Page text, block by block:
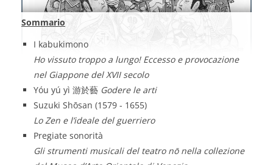
Sommario
I kabukimono
Ho vissuto troppo a lungo! Eccesso e provocazione
nel Giappone del XVII secolo
Yóu yú yì 游於藝 Godere le arti
Suzuki Shōsan (1579 - 1655)
Lo Zen e l’ideale del guerriero
Pregiate sonorità
Gli strumenti musicali del teatro nō nella collezione